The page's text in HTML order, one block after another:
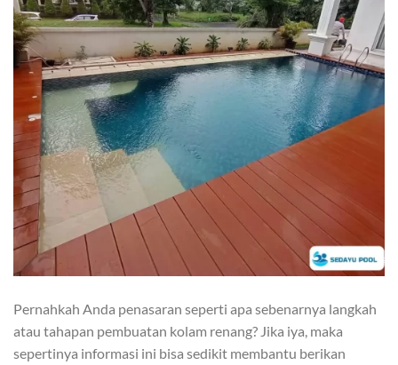
Pernahkah Anda penasaran seperti apa sebenarnya langkah
atau tahapan pembuatan kolam renang? Jika iya, maka
sepertinya informasi ini bisa sedikit membantu berikan